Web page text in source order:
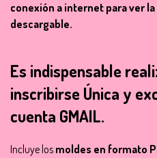
conexión a internet para ver la
descargable.
Es indispensable
inscribirse Única y
cuenta GMAIL.
Incluye los moldes en formato